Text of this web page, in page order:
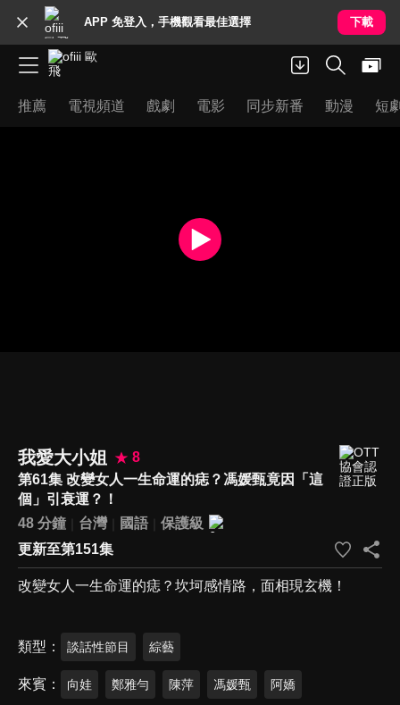
APP 免登入，手機觀看最佳選擇 下載
推薦 電視頻道 戲劇 電影 同步新番 動漫 短
我愛大小姐
8
第61集 改變女人一生命運的痣？馮媛甄竟因「這
個」引衰運？！
48 分鐘
台灣 國語
保護級
更新至第151集
改變女人一生命運的痣？坎坷感情路，面相現玄機！
類型 談話性節目 綜藝
來賓 向娃 鄭雅勻 陳萍 馮媛甄 阿嬌